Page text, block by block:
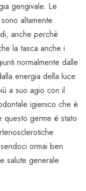
gengivale. Le
altamente
anche perchè
la tasca anche i
normalmente dalle
energia della luce
a suo agio con il
igienico che è
questo germe è stato
ormai ben
salute generale